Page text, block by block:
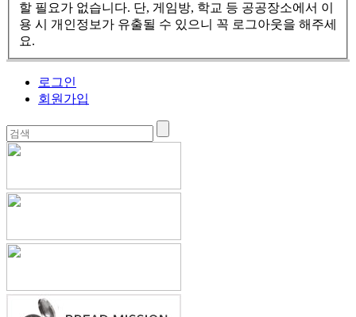
할 필요가 없습니다. 단, 게임방, 학교 등 공공장소에서 이
용 시 개인정보가 유출될 수 있으니 꼭 로그아웃을 해주세
요.
로그인
회원가입